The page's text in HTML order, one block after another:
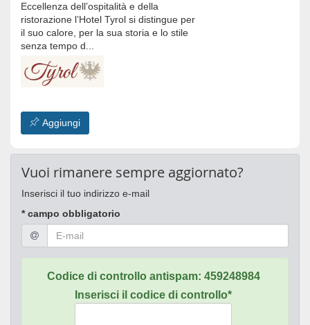
Eccellenza dell’ospitalità e della
ristorazione l’Hotel Tyrol si distingue per
il suo calore, per la sua storia e lo stile
senza tempo d...
Aggiungi
Vuoi rimanere sempre aggiornato?
Inserisci il tuo indirizzo e-mail
* campo obbligatorio
Codice di controllo antispam: 459248984
Inserisci il codice di controllo*